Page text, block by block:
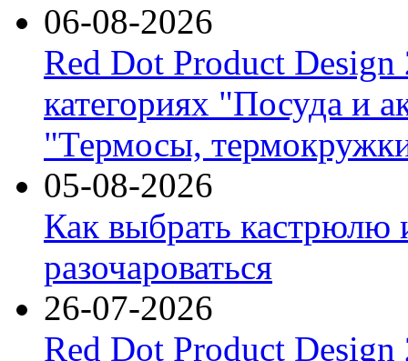
06-08-2026
Red Dot Product Design
категориях "Посуда и
"Термосы,
05-08-2026
Как выбрать кастрюлю
разочароваться
26-07-2026
Red Dot Product Design